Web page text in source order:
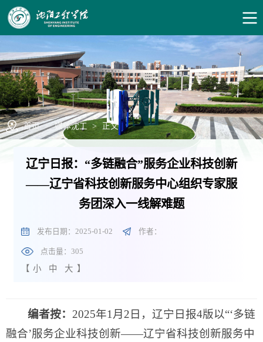
首页 > 媒体沈工 > 正文
辽宁日报：“多链融合”服务企业科技创新
——辽宁省科技创新服务中心组织专家服
务团深入一线解难题
发布日期：2025-01-02 作者：
点击量：305
【 小 中 大 】
编者按： 2025年1月2日，辽宁日报4版以“‘多链
融合’服务企业科技创新——辽宁省科技创新服务中